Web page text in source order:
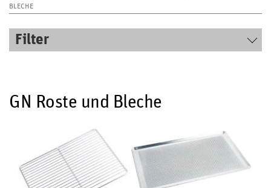
BLECHE
Filter
GN Roste und Bleche